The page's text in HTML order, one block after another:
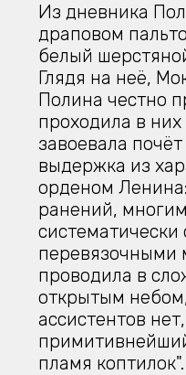
Из дневника
драповом
белый
Глядя на неё,
Полина честно
проходила в
завоевала
выдержка из
орденом
ранений,
перевязочными
проводила в
открытым
ассистентов
пламя коптилок".